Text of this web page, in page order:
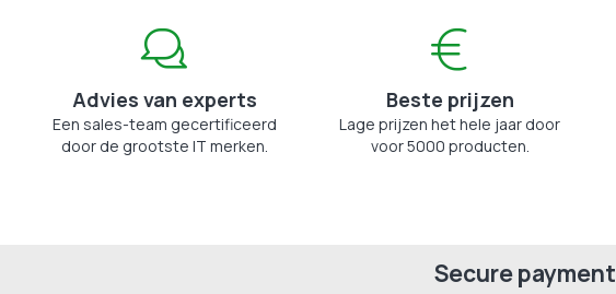
Advies van experts
Een sales-team gecertificeerd
door de grootste IT merken.
Beste prijzen
Lage prijzen het hele jaar door
voor 5000 producten.
Secure payment